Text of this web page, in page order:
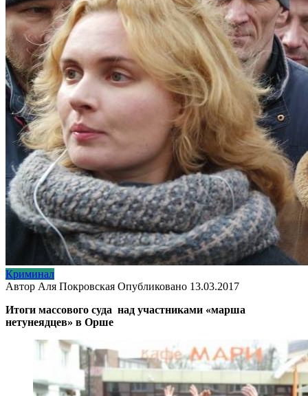
Криминал
Автор Аля Покровская Опубликовано 13.03.2017
Итоги массового суда над участниками «марша
нетунеядцев» в Орше